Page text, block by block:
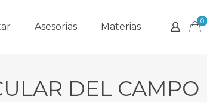
Asesorias Materias 0
DEL CAMPO